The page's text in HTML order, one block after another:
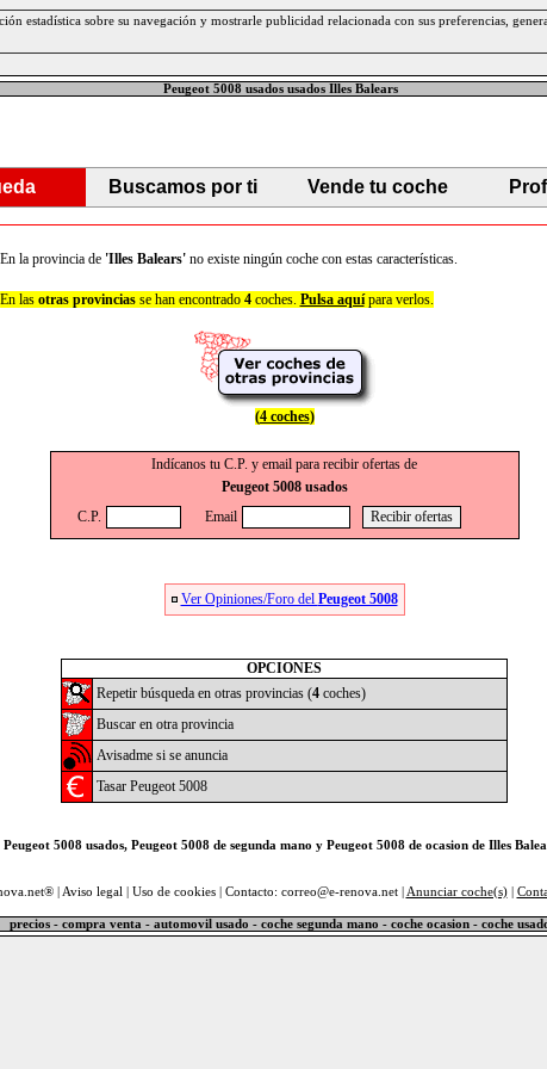
estadística sobre su navegación y mostrarle publicidad relacionada con sus preferencias,
Peugeot 5008 usados usados Illes Balears
Buscamos por ti Vende tu coche
la provincia de 'Illes Balears'no existe ningún coche con estas características.
En las otras provinciasse han encontrado 4coches. Pulsa aquípara verlos.
(4 coches)
Indícanos tu C.P. y email para recibir ofertas de
Peugeot 5008 usados
C.P.
Email
Ver Opiniones/Foro del Peugeot 5008
OPCIONES
Repetir búsqueda en otras provincias (4 coches)
Buscar en otra provincia
Avisadme si se anuncia
Tasar Peugeot 5008
Peugeot 5008 usados, Peugeot 5008 de segunda mano y Peugeot 5008 de ocasion de Illes
| Aviso legal Uso de cookies| Contacto: correo@e-renova.net | Anunciar coche(s)|
precios - compra venta - automovil usado - coche segunda mano - coche ocasion - coche